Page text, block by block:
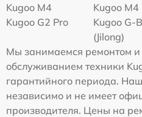
Kugoo M4
Kugoo M4
Kugoo G2 Pro
Kugoo G-
(Jilong)
Мы занимаемся ремонтом и
обслуживанием техники
гарантийного периода.
независимо и не имеет
производителя. Цены на